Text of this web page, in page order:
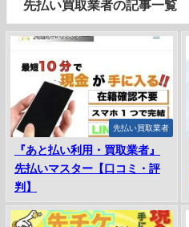
先払い買取業者の記事一覧
先払い買取業者
『あと払い利用・買取業者』
先払いマスター【口コミ・評
判】